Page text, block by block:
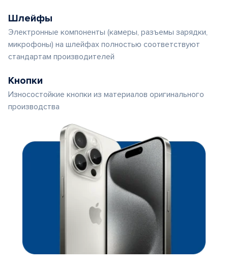
Шлейфы
Электронные компоненты (камеры, разъемы зарядки,
микрофоны) на шлейфах полностью соответствуют
стандартам производителей
Кнопки
Износостойкие кнопки из материалов оригинального
производства